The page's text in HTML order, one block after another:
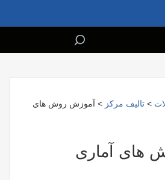
> تالیف مرکز > آموزش روش های
های آماری